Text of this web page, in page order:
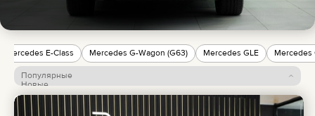
АРЕНДА С ПРАВОМ ВЫКУПА
info@brook-drive.rent
+ 971 52 193 88 88
+ 7 925 283 88 88
Mercedes E-Class Mercedes G-Wagon (G63) Mercedes GLE Mercedes
Популярные
Новые
Цена: по возрастанию
Цена: по убыванию